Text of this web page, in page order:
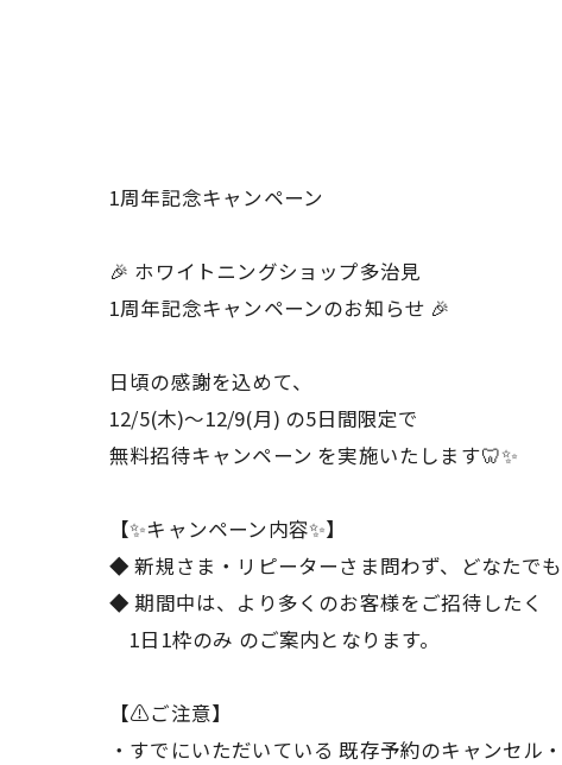
1周年記念キャンペーン
🎉 ホワイトニングショップ多治見
1周年記念キャンペーンのお知らせ 🎉
日頃の感謝を込めて、
12/5(木)〜12/9(月) の5日間限定で
無料招待キャンペーン を実施いたします🦷✨
【✨キャンペーン内容✨】
◆ 新規さま・リピーターさま問わず、どなたでも
◆ 期間中は、より多くのお客様をご招待したく
1日1枠のみ のご案内となります。
【⚠️ご注意】
・すでにいただいている 既存予約のキャンセル